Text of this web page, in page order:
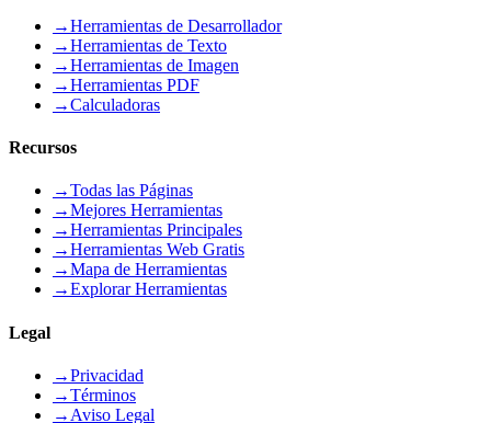
→Herramientas de Desarrollador
→Herramientas de Texto
→Herramientas de Imagen
→Herramientas PDF
→Calculadoras
Recursos
→Todas las Páginas
→Mejores Herramientas
→Herramientas Principales
→Herramientas Web Gratis
→Mapa de Herramientas
→Explorar Herramientas
Legal
→Privacidad
→Términos
→ Aviso Legal